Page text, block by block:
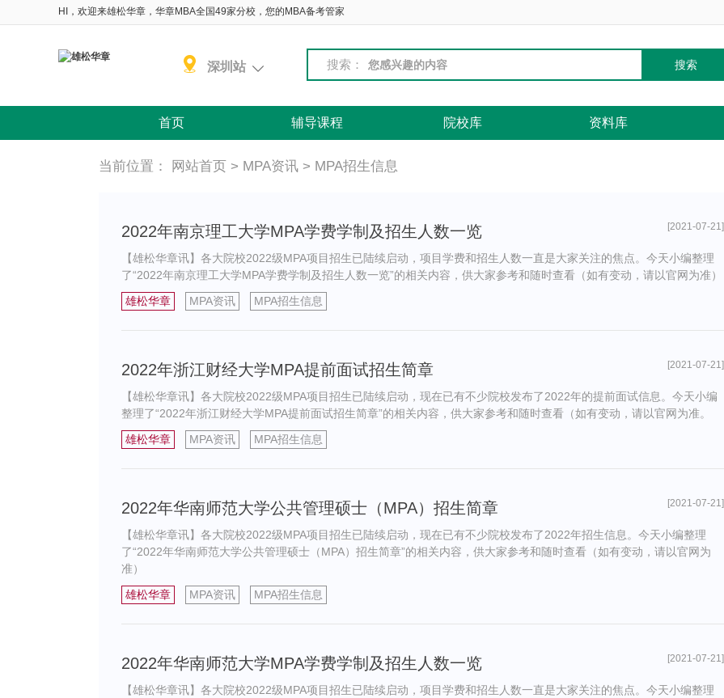
HI，欢迎来雄松华章，华章MBA全国49家分校，您的MBA备考管家
深圳站 搜索： 搜索
首页 辅导课程 院校库 资料库
当前位置： 网站首页 > MPA资讯 > MPA招生信息
2022年南京理工大学MPA学费学制及招生人数一览 [2021-07-21]
【雄松华章讯】各大院校2022级MPA项目招生已陆续启动，项目学费和招生人数一直是大家关注的焦点。今天小编整理
了“2022年南京理工大学MPA学费学制及招生人数一览”的相关内容，供大家参考和随时查看（如有变动，请以官网为准）
雄松华章
MPA资讯 MPA招生信息
2022年浙江财经大学MPA提前面试招生简章 [2021-07-21]
【雄松华章讯】各大院校2022级MPA项目招生已陆续启动，现在已有不少院校发布了2022年的提前面试信息。今天小编
整理了“2022年浙江财经大学MPA提前面试招生简章”的相关内容，供大家参考和随时查看（如有变动，请以官网为准。
雄松华章
MPA资讯 MPA招生信息
2022年华南师范大学公共管理硕士（MPA）招生简章 [2021-07-21]
【雄松华章讯】各大院校2022级MPA项目招生已陆续启动，现在已有不少院校发布了2022年招生信息。今天小编整理
了“2022年华南师范大学公共管理硕士（MPA）招生简章”的相关内容，供大家参考和随时查看（如有变动，请以官网为
准）
雄松华章
MPA资讯 MPA招生信息
2022年华南师范大学MPA学费学制及招生人数一览 [2021-07-21]
【雄松华章讯】各大院校2022级MPA项目招生已陆续启动，项目学费和招生人数一直是大家关注的焦点。今天小编整理